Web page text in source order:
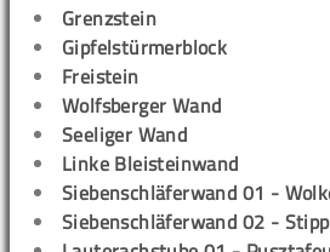
Grenzstein
Gipfelstürmerblock
Freistein
Wolfsberger Wand
Seeliger Wand
Linke Bleisteinwand
Siebenschläferwand 01 -
Siebenschläferwand 02 -